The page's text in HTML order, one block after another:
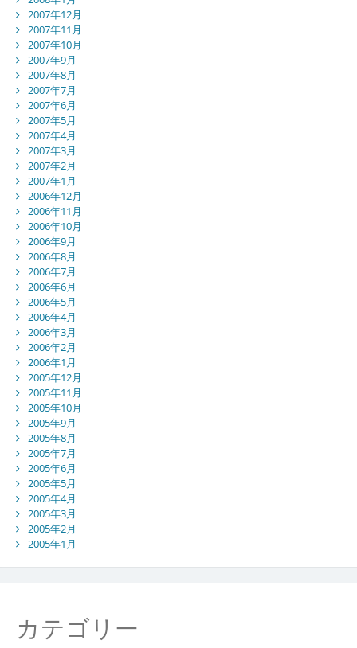
2007年12月
2007年11月
2007年10月
2007年9月
2007年8月
2007年7月
2007年6月
2007年5月
2007年4月
2007年3月
2007年2月
2007年1月
2006年12月
2006年11月
2006年10月
2006年9月
2006年8月
2006年7月
2006年6月
2006年5月
2006年4月
2006年3月
2006年2月
2006年1月
2005年12月
2005年11月
2005年10月
2005年9月
2005年8月
2005年7月
2005年6月
2005年5月
2005年4月
2005年3月
2005年2月
2005年1月
カテゴリー